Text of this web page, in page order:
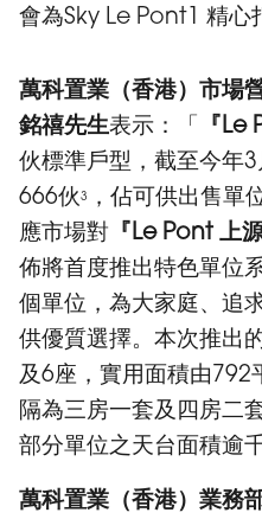
會為Sky Le Pont1 精心
萬科置業（香港）市場
銘禧先生表示：「 『Le
伙標準戶型，截至今年
666伙3
，佔可供出售單
應市場對 『Le Pont 上源
佈將首度推出特色單位
個單位，為大家庭、追
供優質選擇。本次推出
及6座，實用面積由792
隔為三房一套及四房二
部分單位之天台面積逾
萬科置業（香港）業務